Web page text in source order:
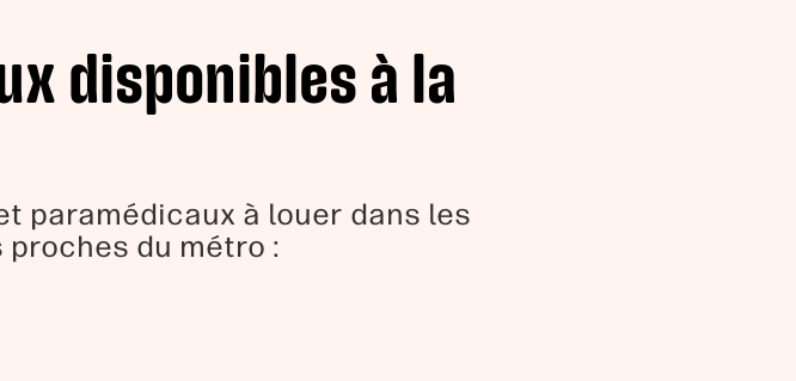
disponibles à la
paramédicaux à louer dans les
du métro :